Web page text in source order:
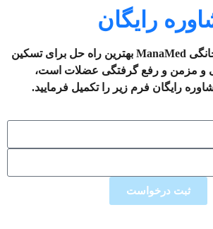
رایگان
دستگاه فیزیوتراپی خانگی ManaMed بهترین راه حل برای تسکین
و مزمن و رفع گرفتگی عضلات است،
رایگان فرم زیر را تکمیل فرمایید.
ثبت درخواست